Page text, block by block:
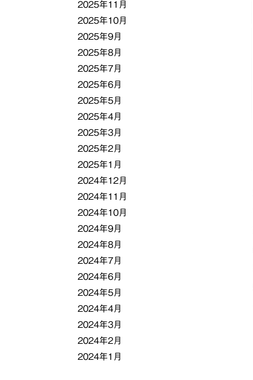
2025年11月
2025年10月
2025年9月
2025年8月
2025年7月
2025年6月
2025年5月
2025年4月
2025年3月
2025年2月
2025年1月
2024年12月
2024年11月
2024年10月
2024年9月
2024年8月
2024年7月
2024年6月
2024年5月
2024年4月
2024年3月
2024年2月
2024年1月